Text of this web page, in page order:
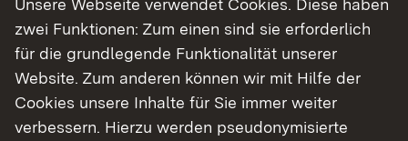
Lage
Ortsmitte in ruhiger Nebenstraße.
Unsere Webseite verwendet Cookies. Diese haben
zwei Funktionen: Zum einen sind sie erforderlich
für die grundlegende Funktionalität unserer
Website. Zum anderen können wir mit Hilfe der
Cookies unsere Inhalte für Sie immer weiter
verbessern. Hierzu werden pseudonymisierte